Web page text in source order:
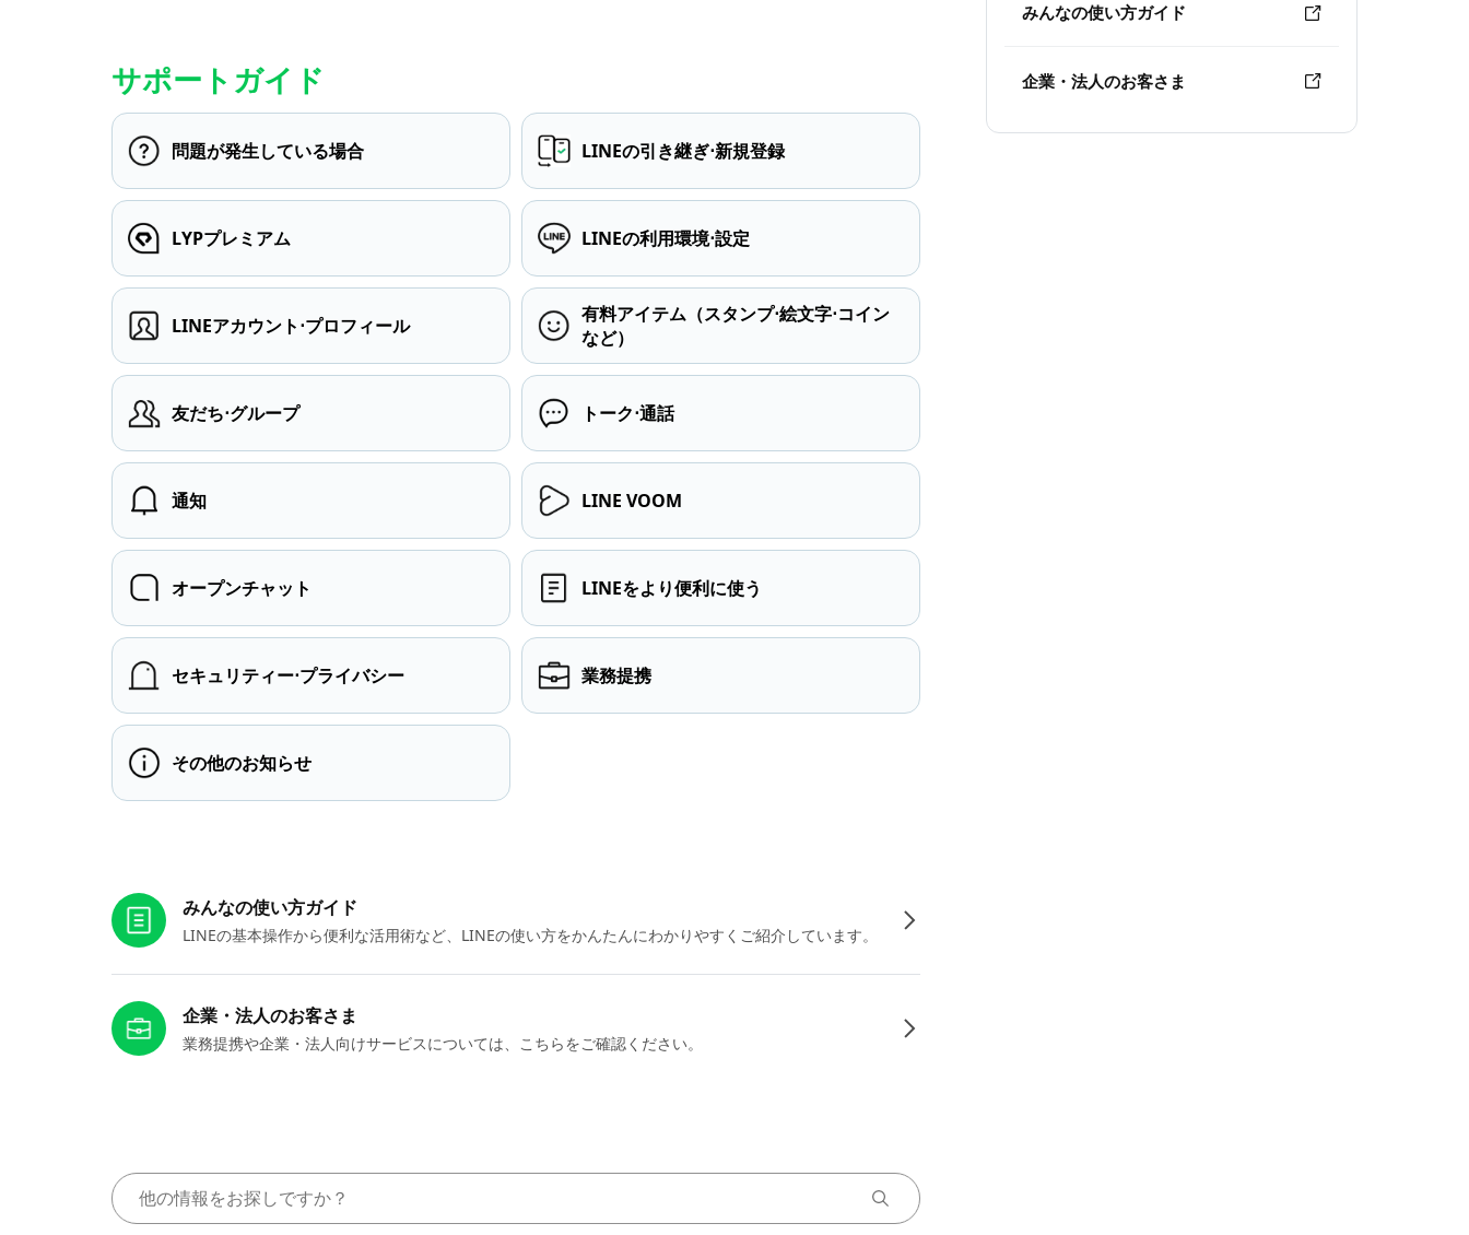
みんなの使い方ガイド
企業・法人のお客さま
サポートガイド
問題が発生している場合 LINEの引き継ぎ⋅新規登録
LYPプレミアム LINEの利用環境⋅設定
LINEアカウント⋅プロフィール
有料アイテム（スタンプ⋅絵文字⋅コイン
など）
友だち⋅グループ トーク⋅通話
通知 LINE VOOM
オープンチャット LINEをより便利に使う
セキュリティー⋅プライバシー 業務提携
その他のお知らせ
みんなの使い方ガイド
LINEの基本操作から便利な活用術など、LINEの使い方をかんたんにわかりやすくご紹介しています。
企業・法人のお客さま
業務提携や企業・法人向けサービスについては、こちらをご確認ください。